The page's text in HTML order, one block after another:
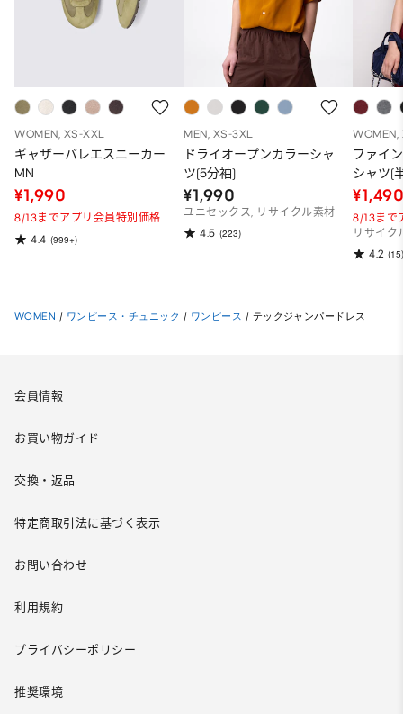
WOMEN, XS-XXL
ギャザーバレエスニーカー
MN
¥1,990
8/13までアプリ会員特別価格
4.4 (999+)
MEN, XS-3XL
ドライオープンカラーシャ
ツ(5分袖)
¥1,990
ユニセックス, リサイクル素材
4.5 (223)
WOMEN,
ファイ
シャツ(
8/13まで
リサイク
4.2 (15)
WOMEN / ワンピース・チュニック / ワンピース / テックジャンパードレス
会員情報
お買い物ガイド
交換・返品
特定商取引法に基づく表示
お問い合わせ
利用規約
プライバシーポリシー
推奨環境